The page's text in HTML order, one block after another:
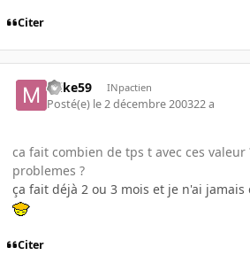
Citer
mike59 INpactien
Posté(e) le 2 décembre 200322 a
ca fait combien de tps t avec ces valeur
problemes ?
ça fait déjà 2 ou 3 mois et je n'ai
Citer